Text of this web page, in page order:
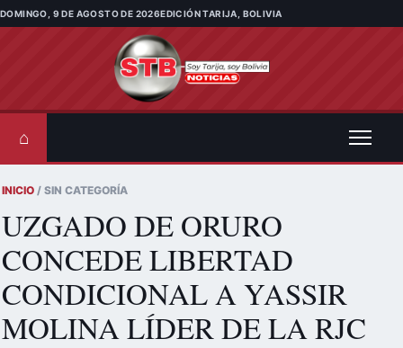
Saltar al contenido
DOMINGO, 9 DE AGOSTO DE 2026EDICIÓN TARIJA, BOLIVIA
⌂
INICIO / SIN CATEGORÍA
UZGADO DE ORURO
CONCEDE LIBERTAD
CONDICIONAL A YASSIR
MOLINA LÍDER DE LA RJC